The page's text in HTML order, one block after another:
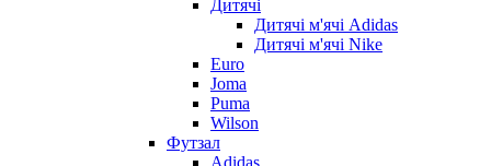
Дитячі
Дитячі м'ячі Adidas
Дитячі м'ячі Nike
Euro
Joma
Puma
Wilson
Футзал
Adidas